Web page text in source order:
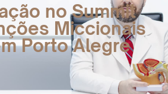
no Summit
Miccionais
Porto Alegre